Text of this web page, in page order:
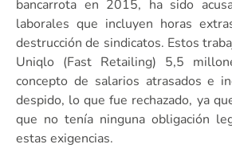
bancarrota en 2015, ha sido
laborales que incluyen horas
destrucción de sindicatos. Estos
Uniqlo (Fast Retailing) 5,5
concepto de salarios atrasados e
despido, lo que fue rechazado, ya
que no tenía ninguna obligación
estas exigencias.